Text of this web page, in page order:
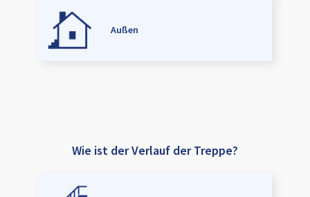
Außen
Wie ist der Verlauf der Treppe?